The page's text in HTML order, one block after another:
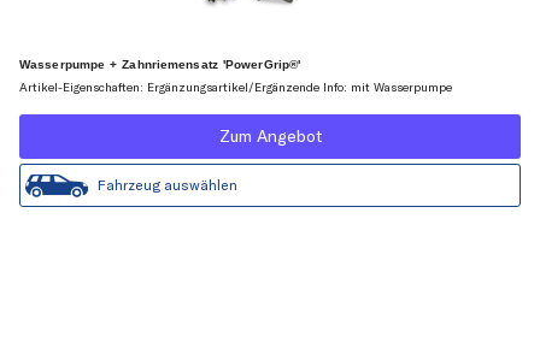
Wasserpumpe + Zahnriemensatz 'PowerGrip®'
Artikel-Eigenschaften: Ergänzungsartikel/Ergänzende Info: mit Wasserpumpe
Zum Angebot
Fahrzeug auswählen